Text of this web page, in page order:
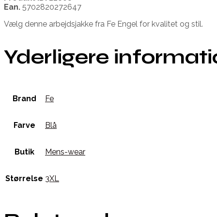
Ean. 5702820272647
Vælg denne arbejdsjakke fra Fe Engel for kvalitet og stil.
Yderligere
Brand Fe
Farve Blå
Butik Mens-wear
Størrelse 3XL